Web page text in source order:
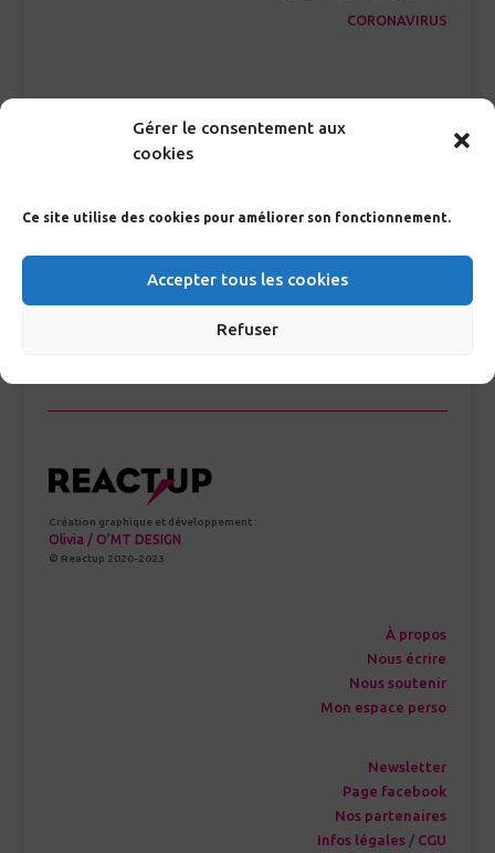
Gérer le consentement aux
cookies
Ce site utilise des cookies pour améliorer son fonctionnement.
Accepter tous les cookies
Refuser
CORONAVIRUS
<<< Index Glossaire
Création graphique et développement :
Olivia / O’MT DESIGN
© Reactup 2020-2023
À propos
Nous écrire
Nous soutenir
Mon espace perso
Newsletter
Page facebook
Nos partenaires
Infos légales / CGU